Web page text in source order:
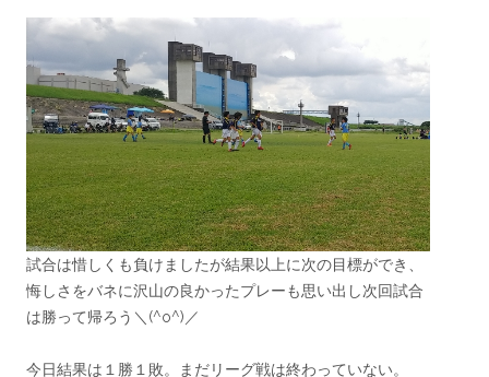
試合は惜しくも負けましたが結果以上に次の目標ができ、
悔しさをバネに沢山の良かったプレーも思い出し次回試合
は勝って帰ろう＼(^o^)／
今日結果は１勝１敗。まだリーグ戦は終わっていない。